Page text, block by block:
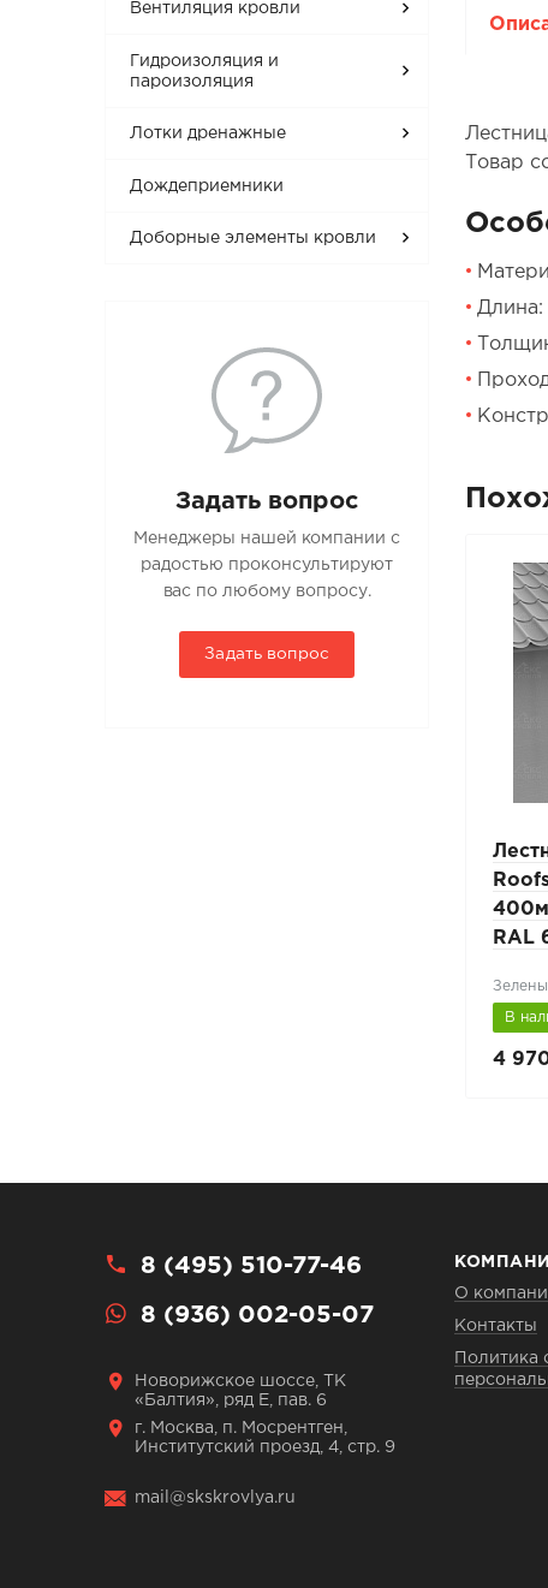
Вентиляция кровли
Гидроизоляция и
пароизоляция
Лотки дренажные
Дождеприемники
Доборные элементы кровли
Задать вопрос
Менеджеры нашей компании с
радостью проконсультируют
вас по любому вопросу.
Задать вопрос
Товар
Длина:
RAL
В
4
8 (495) 510-77-46
8 (936) 002-05-07
Новорижское шоссе, ТК
«Балтия», ряд Е, пав. 6
г. Москва, п. Мосрентген,
Институтский проезд, 4, стр. 9
mail@skskrovlya.ru
О
Контакты
Политика